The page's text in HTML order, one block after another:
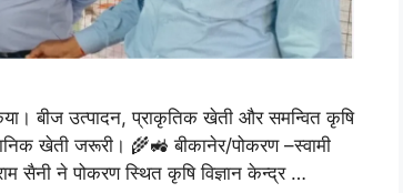
बीज उत्पादन, प्राकृतिक खेती और समन्वित कृषि
खेती जरूरी। 🌾🚜 बीकानेर/पोकरण –स्वामी
सैनी ने पोकरण स्थित कृषि विज्ञान केन्द्र …